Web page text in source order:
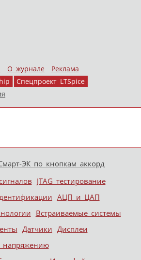
О журнале
Реклама
Спецпроект LTSpice
JTAG тестирование
АЦП и ЦАП
Встраиваемые системы
Датчики Дисплеи
напряжению